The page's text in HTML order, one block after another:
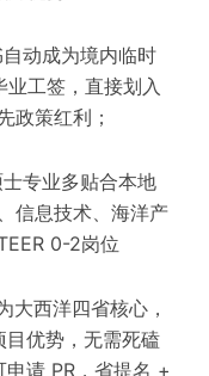
动成为境内临时
工签，直接划入
政策红利；
专业多贴合本地
信息技术、海洋产
0-2岗位
大西洋四省核心，
目优势，无需死磕
请 PR，省提名 +